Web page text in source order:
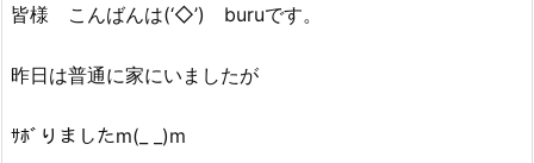
皆様 こんばんは(‘◇’)ゞburuです。
昨日は普通に家にいましたが
ｻﾎﾞりましたm(_ _)m